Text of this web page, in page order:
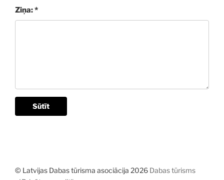
Ziņa: *
Sūtīt
© Latvijas Dabas tūrisma asociācija 2026 Dabas tūrisms